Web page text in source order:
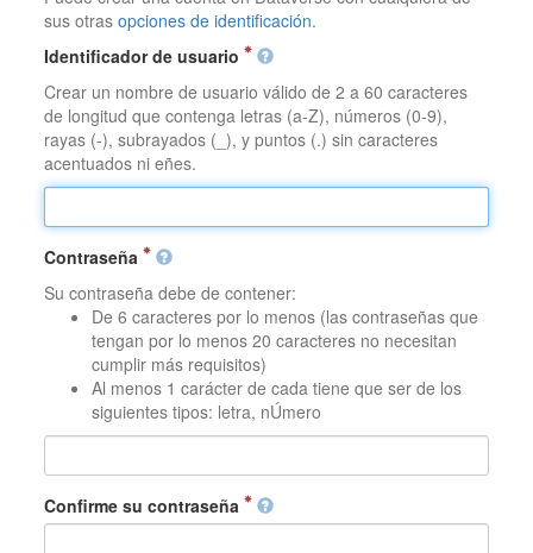
sus otrasopciones de identificación.
Identificador de usuario
Crear un nombre de usuario válido de 2 a 60 caracteres
de longitud que contenga letras (a-Z), números (0-9),
rayas (-), subrayados (_), y puntos (.) sin caracteres
acentuados ni eñes.
Contraseña
Su contraseña debe de contener:
De 6 caracteres por lo menos (las contraseñas que
tengan por lo menos 20 caracteres no necesitan
cumplir más requisitos)
Al menos 1 carácter de cada tiene que ser de los
siguientes tipos: letra, nÚmero
Confirme su contraseña